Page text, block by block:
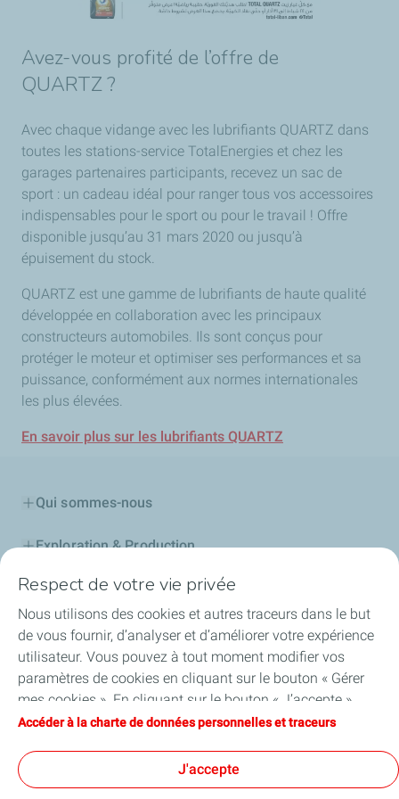
Avez-vous profité de l’offre de
QUARTZ ?
Avec chaque vidange avec les lubrifiants QUARTZ dans
toutes les stations-service TotalEnergies et chez les
garages partenaires participants, recevez un sac de
sport : un cadeau idéal pour ranger tous vos accessoires
indispensables pour le sport ou pour le travail ! Offre
disponible jusqu’au 31 mars 2020 ou jusqu’à
épuisement du stock.
QUARTZ est une gamme de lubrifiants de haute qualité
développée en collaboration avec les principaux
constructeurs automobiles. Ils sont conçus pour
protéger le moteur et optimiser ses performances et sa
puissance, conformément aux normes internationales
les plus élevées.
En savoir plus sur les lubrifiants QUARTZ
Qui sommes-nous
Exploration & Production
Stations Service
Lubrifiants Automobiles
Professionnels
TotalEnergies DAFA
Respect de votre vie privée
Nous utilisons des cookies et autres traceurs dans le but
de vous fournir, d’analyser et d’améliorer votre expérience
utilisateur. Vous pouvez à tout moment modifier vos
paramètres de cookies en cliquant sur le bouton « Gérer
mes cookies ». En cliquant sur le bouton « J’accepte »,
vous acceptez le dépôt de l’ensemble des cookies. Dans le
techniques nécessaires au bon fonctionnement du site
seront utilisés. Pour plus d’informations, vous pouvez
Accéder à la charte de données personnelles et traceurs
J'accepte